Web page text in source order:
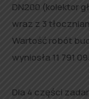
DN200 (kolektor
wraz z 3
Wartość robót
wyniosła 11 791
Dla 4 części